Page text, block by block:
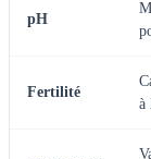
pH
Fertilité
à